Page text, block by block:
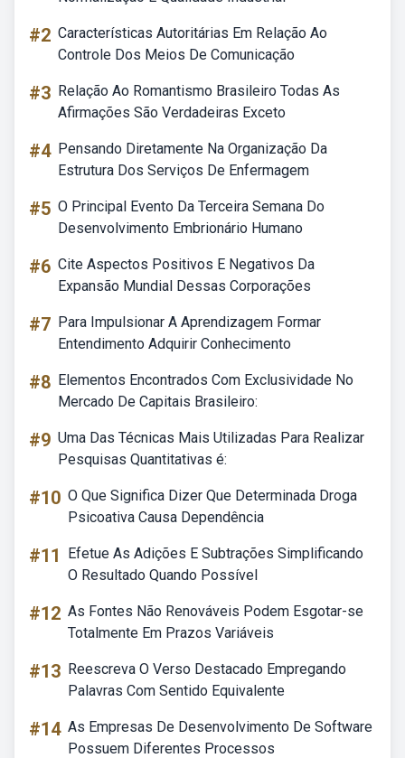
#2 Características Autoritárias Em Relação Ao
Controle Dos Meios De Comunicação
#3 Relação Ao Romantismo Brasileiro Todas As
Afirmações São Verdadeiras Exceto
#4 Pensando Diretamente Na Organização Da
Estrutura Dos Serviços De Enfermagem
#5 O Principal Evento Da Terceira Semana Do
Desenvolvimento Embrionário Humano
#6 Cite Aspectos Positivos E Negativos Da
Expansão Mundial Dessas Corporações
#7 Para Impulsionar A Aprendizagem Formar
Entendimento Adquirir Conhecimento
#8 Elementos Encontrados Com Exclusividade No
Mercado De Capitais Brasileiro:
#9 Uma Das Técnicas Mais Utilizadas Para Realizar
Pesquisas Quantitativas é:
#10 O Que Significa Dizer Que Determinada Droga
Psicoativa Causa Dependência
#11
Efetue As Adições E Subtrações Simplificando
O Resultado Quando Possível
#12 As Fontes Não Renováveis Podem Esgotar-se
Totalmente Em Prazos Variáveis
#13 Reescreva O Verso Destacado Empregando
Palavras Com Sentido Equivalente
#14 As Empresas De Desenvolvimento De Software
Possuem Diferentes Processos